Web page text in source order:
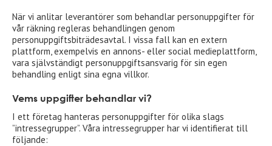
När vi anlitar leverantörer som behandlar personuppgifter för
vår räkning regleras behandlingen genom
personuppgiftsbiträdesavtal. I vissa fall kan en extern
plattform, exempelvis en annons- eller social medieplattform,
vara självständigt personuppgiftsansvarig för sin egen
behandling enligt sina egna villkor.
Vems uppgifter behandlar vi?
I ett företag hanteras personuppgifter för olika slags
”intressegrupper”. Våra intressegrupper har vi identifierat till
följande: